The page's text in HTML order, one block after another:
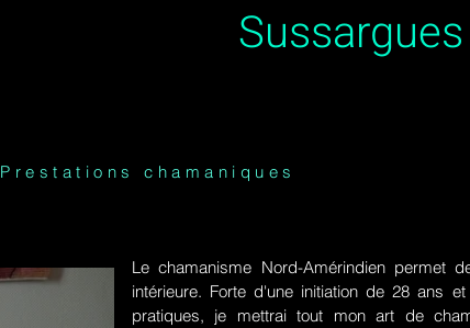
Sussargues
Prestations chamaniques
Le chamanisme Nord-Amérindien permet
intérieure. Forte d'une initiation de 28 ans
pratiques, je mettrai tout mon art de